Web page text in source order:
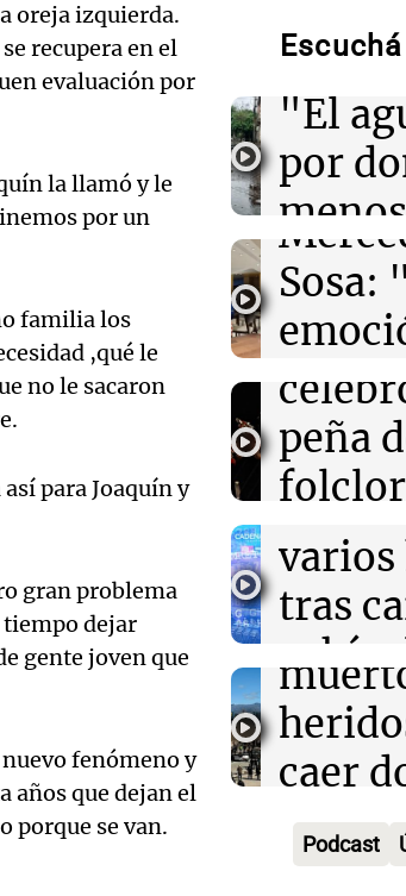
oreja izquierda.
recupera en el
evaluación por
la llamó y le
por un
familia los
,qué le
no le sacaron
para Joaquín y
gran problema
tiempo dejar
gente joven que
fenómeno y
años que dejan el
porque se van.
02:13 Mundo
Más de 1.300
Dolphin
02:03 Tecnología
Airbnb acelera
funciones
artificial en su
01:49
El Pentágono
industria de
01:31 Ciencia
Reducir
disminuye
salud, según
"El
por
menos
Una
Rosario
Episodios
Audio.
huella
Sosa:
filtro
Una
Rosario
Audio.
peña
Tarde y
Episodios
Audio.
varios
tras
desde
Panorama
Episodios
Audio.
caer
desde
Audio.
noche
Audio.
Podcast